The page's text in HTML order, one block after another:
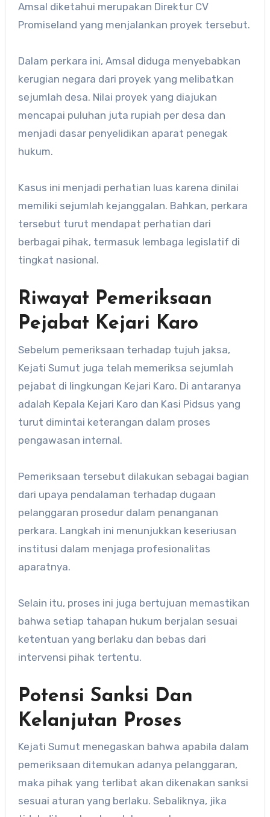
Amsal diketahui merupakan Direktur CV
Promiseland yang menjalankan proyek tersebut.
Dalam perkara ini, Amsal diduga menyebabkan
kerugian negara dari proyek yang melibatkan
sejumlah desa. Nilai proyek yang diajukan
mencapai puluhan juta rupiah per desa dan
menjadi dasar penyelidikan aparat penegak
hukum.
Kasus ini menjadi perhatian luas karena dinilai
memiliki sejumlah kejanggalan. Bahkan, perkara
tersebut turut mendapat perhatian dari
berbagai pihak, termasuk lembaga legislatif di
tingkat nasional.
Riwayat Pemeriksaan
Pejabat Kejari Karo
Sebelum pemeriksaan terhadap tujuh jaksa,
Kejati Sumut juga telah memeriksa sejumlah
pejabat di lingkungan Kejari Karo. Di antaranya
adalah Kepala Kejari Karo dan Kasi Pidsus yang
turut dimintai keterangan dalam proses
pengawasan internal.
Pemeriksaan tersebut dilakukan sebagai bagian
dari upaya pendalaman terhadap dugaan
pelanggaran prosedur dalam penanganan
perkara. Langkah ini menunjukkan keseriusan
institusi dalam menjaga profesionalitas
aparatnya.
Selain itu, proses ini juga bertujuan memastikan
bahwa setiap tahapan hukum berjalan sesuai
ketentuan yang berlaku dan bebas dari
intervensi pihak tertentu.
Potensi Sanksi Dan
Kelanjutan Proses
Kejati Sumut menegaskan bahwa apabila dalam
pemeriksaan ditemukan adanya pelanggaran,
maka pihak yang terlibat akan dikenakan sanksi
sesuai aturan yang berlaku. Sebaliknya, jika